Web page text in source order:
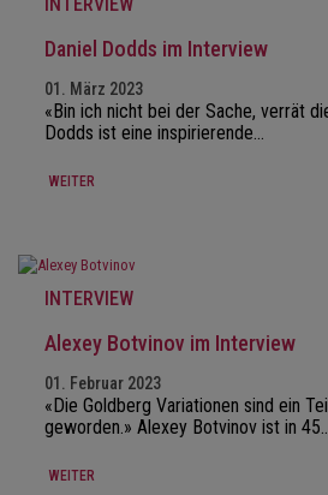
Daniel Dodds im Interview
01. März 2023
«Bin ich nicht bei der Sache, verrät
Dodds ist eine inspirierende…
WEITER
INTERVIEW
Alexey Botvinov im Interview
01. Februar 2023
«Die Goldberg Variationen sind ein
geworden.» Alexey Botvinov ist in
WEITER